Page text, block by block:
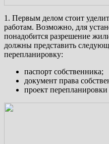
1. Первым делом стоит
работам. Возможно, для
понадобится разрешение
должны представить
перепланировку:
паспорт собственника;
документ права
проект